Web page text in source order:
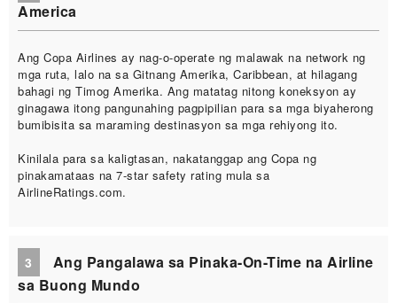
America
Ang Copa Airlines ay nag-o-operate ng malawak na network ng
mga ruta, lalo na sa Gitnang Amerika, Caribbean, at hilagang
bahagi ng Timog Amerika. Ang matatag nitong koneksyon ay
ginagawa itong pangunahing pagpipilian para sa mga biyaherong
bumibisita sa maraming destinasyon sa mga rehiyong ito.
Kinilala para sa kaligtasan, nakatanggap ang Copa ng
pinakamataas na 7-star safety rating mula sa
AirlineRatings.com.
3
Ang Pangalawa sa Pinaka-On-Time na Airline
sa Buong Mundo